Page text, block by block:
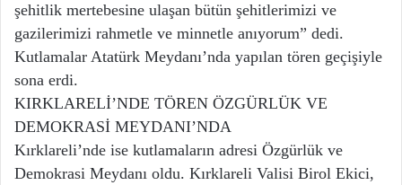
şehitlik mertebesine ulaşan bütün şehitlerimizi ve
gazilerimizi rahmetle ve minnetle anıyorum” dedi.
Kutlamalar Atatürk Meydanı’nda yapılan tören geçişiyle
sona erdi.
KIRKLARELİ’NDE TÖREN ÖZGÜRLÜK VE
DEMOKRASİ MEYDANI’NDA
Kırklareli’nde ise kutlamaların adresi Özgürlük ve
Demokrasi Meydanı oldu. Kırklareli Valisi Birol Ekici,